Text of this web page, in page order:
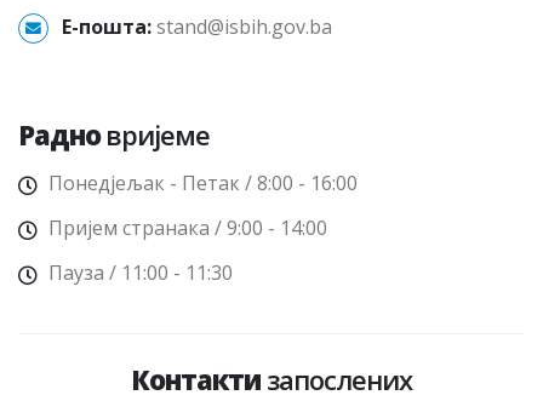
E-пошта:stand@isbih.gov.ba
Радновријеме
Понедјељак - Петак / 8:00 - 16:00
Пријем странака / 9:00 - 14:00
Пауза / 11:00 - 11:30
Контактизапослених